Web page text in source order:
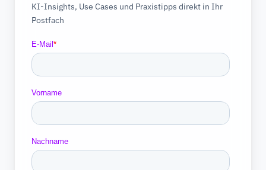
KI-Insights, Use Cases und Praxistipps direkt in Ihr
Postfach